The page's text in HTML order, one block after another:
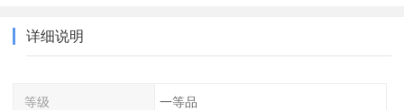
详细说明
等级 一等品